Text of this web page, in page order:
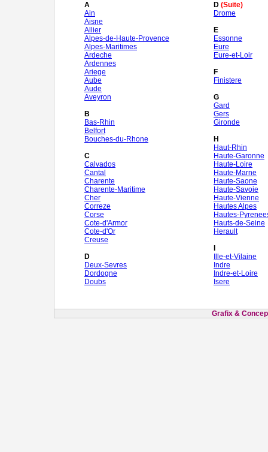
A
Ain
Aisne
Allier
Alpes-de-Haute-Provence
Alpes-Maritimes
Ardeche
Ardennes
Ariege
Aube
Aude
Aveyron
B
Bas-Rhin
Belfort
Bouches-du-Rhone
C
Calvados
Cantal
Charente
Charente-Maritime
Cher
Correze
Corse
Cote-d'Armor
Cote-d'Or
Creuse
D
Deux-Sevres
Dordogne
Doubs
D (Suite)
Drome
E
Essonne
Eure
Eure-et-Loir
F
Finistere
G
Gard
Gers
Gironde
H
Haut-Rhin
Haute-Garonne
Haute-Loire
Haute-Marne
Haute-Saone
Haute-Savoie
Haute-Vienne
Hautes Alpes
Hautes-
Hauts-de-Seine
Herault
Ille-et-Vilaine
Indre
Indre-et-Loire
Isere
Grafix &